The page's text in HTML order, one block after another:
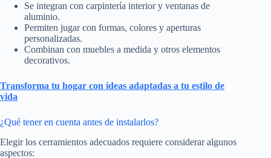
Se integran con carpintería interior y ventanas de
aluminio.
Permiten jugar con formas, colores y aperturas
personalizadas.
Combinan con muebles a medida y otros elementos
decorativos.
Transforma tu hogar con ideas adaptadas a tu estilo de
vida
¿Qué tener en cuenta antes de instalarlos?
Elegir los cerramientos adecuados requiere considerar algunos
aspectos: